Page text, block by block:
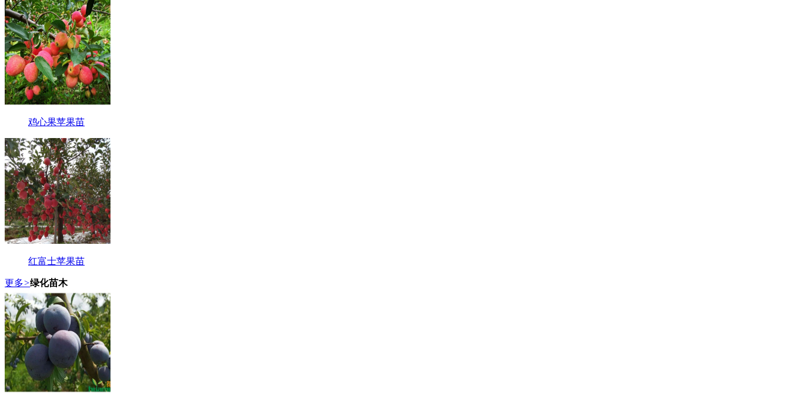
鸡心果苹果苗
红富士苹果苗
更多>绿化苗木